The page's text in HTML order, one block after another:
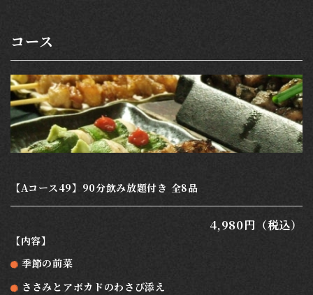
コース
【Aコース49】90分飲み放題付き 全8品
4,980円（税込）
【内容】
季節の前菜
ささみとアボカドのわさび添え